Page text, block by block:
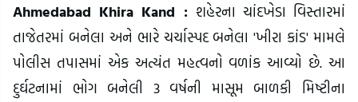
Ahmedabad Khira Kand : શહેરના ચાંદખેડા વિસ્તારમાં
તાજેતરમાં બનેલા અને ભારે ચર્ચાસ્પદ બનેલા 'ખીરા કાંડ' મામલે
પોલીસ તપાસમાં એક અત્યંત મહત્વનો વળાંક આવ્યો છે. આ
દુર્ઘટનામાં ભોગ બનેલી 3 વર્ષની માસૂમ બાળકી મિષ્ટીના